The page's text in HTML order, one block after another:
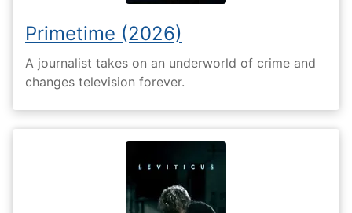
Primetime (2026)
A journalist takes on an underworld of crime and
changes television forever.